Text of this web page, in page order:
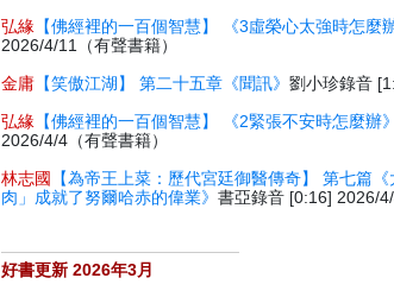
弘緣 【佛經裡的一百個智慧】 《3虛榮心太強時怎麼
2026/4/11（有聲書籍）
金庸 【笑傲江湖】 第二十五章《聞訊》劉小珍錄音
弘緣 【佛經裡的一百個智慧】 《2緊張不安時怎麼辦
2026/4/4（有聲書籍）
林志國
【為帝王上菜：歷代宮廷御醫傳奇】 第七篇
肉」成就了努爾哈赤的偉業》書亞錄音 [0:16] 2026/4/
好書更新 2026年3月